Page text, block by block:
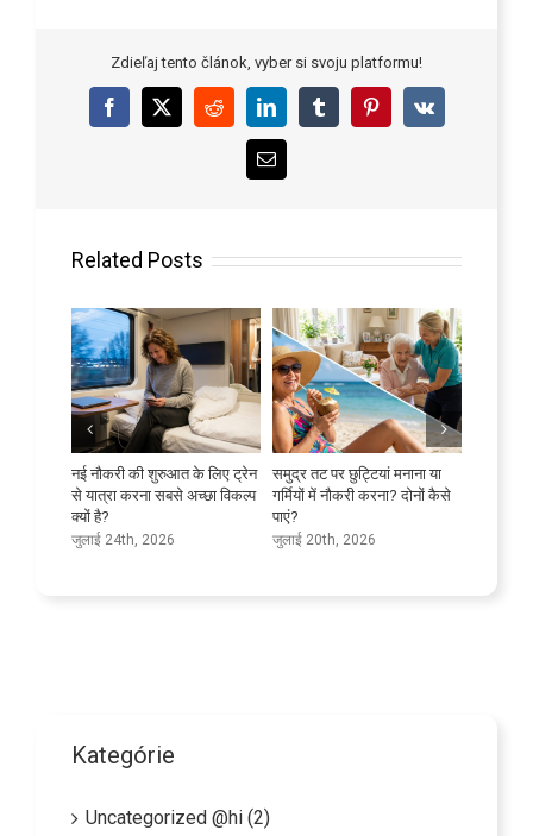
Zdieľaj tento článok, vyber si svoju platformu!
Facebook
X RedditLinkedInTumblrPinterest
Vk
Email
Related Posts
नई नौकरी की शुरुआत के लिए ट्रेन
से यात्रा करना सबसे अच्छा विकल्प
क्यों है?
जुलाई 24th, 2026
समुद्र तट पर छुट्टियां मनाना या
गर्मियों में नौकरी करना? दोनों कैसे
पाएं?
जुलाई 20th, 2026
Kategórie
Uncategorized @hi (2)